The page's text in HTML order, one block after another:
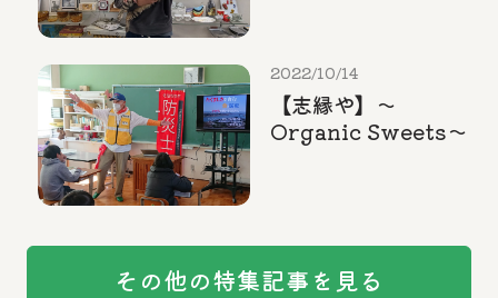
2022/10/14
【志縁や】～
Organic Sweets～
その他の特集記事を見る